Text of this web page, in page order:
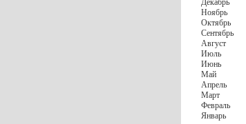
Декабрь
Ноябрь
Октябрь
Сентябрь
Август
Июль
Июнь
Май
Апрель
Март
Февраль
Январь